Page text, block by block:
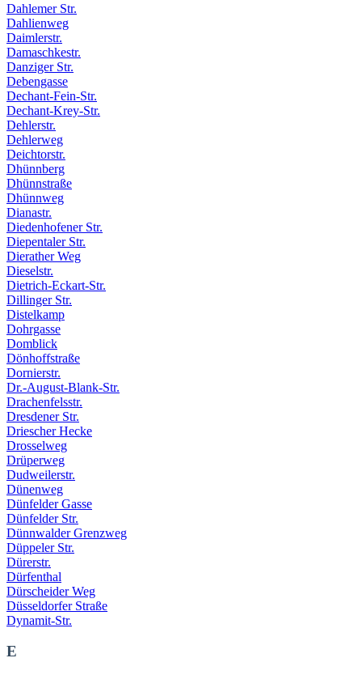
Dahlemer Str.
Dahlienweg
Daimlerstr.
Damaschkestr.
Danziger Str.
Debengasse
Dechant-Fein-Str.
Dechant-Krey-Str.
Dehlerstr.
Dehlerweg
Deichtorstr.
Dhünnberg
Dhünnstraße
Dhünnweg
Dianastr.
Diedenhofener Str.
Diepentaler Str.
Dierather Weg
Dieselstr.
Dietrich-Eckart-Str.
Dillinger Str.
Distelkamp
Dohrgasse
Domblick
Dönhoffstraße
Dornierstr.
Dr.-August-Blank-Str.
Drachenfelsstr.
Dresdener Str.
Driescher Hecke
Drosselweg
Drüperweg
Dudweilerstr.
Dünenweg
Dünfelder Gasse
Dünfelder Str.
Dünnwalder Grenzweg
Düppeler Str.
Dürerstr.
Dürfenthal
Dürscheider Weg
Düsseldorfer Straße
Dynamit-Str.
E